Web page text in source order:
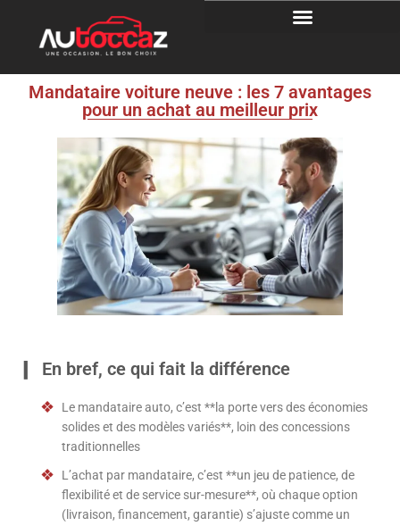
Mandataire voiture neuve : les 7 avantages
pour un achat au meilleur prix
En bref, ce qui fait la différence
Le mandataire auto, c’est **la porte vers des économies
solides et des modèles variés**, loin des concessions
traditionnelles
L’achat par mandataire, c’est **un jeu de patience, de
flexibilité et de service sur-mesure**, où chaque option
(livraison, financement, garantie) s’ajuste comme un